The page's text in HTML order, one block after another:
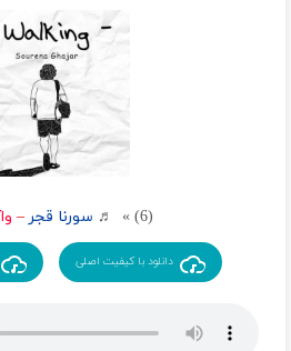
(6) » ♬ سورنا قجر –
دانلود با کیفیت اصلی